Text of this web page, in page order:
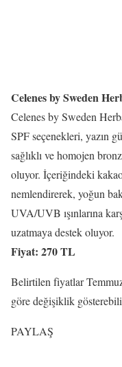
Celenes by Sweden
Celenes by Sweden
SPF seçenekleri, yazın
sağlıklı ve homojen
oluyor. İçeriğindeki
nemlendirerek, yoğun
UVA/UVB ışınlarına
uzatmaya destek oluyor.
Fiyat: 270 TL
Belirtilen fiyatlar
göre değişiklik
PAYLAŞ